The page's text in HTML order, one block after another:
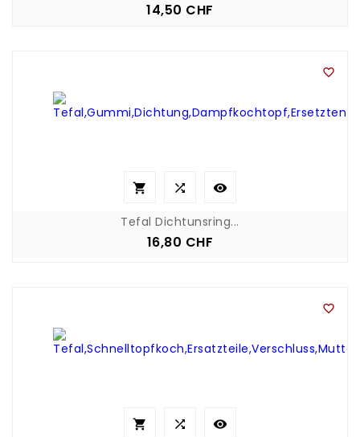
Preis
14,50 CHF

  
Tefal Dichtunsring...
Preis
16,80 CHF

  